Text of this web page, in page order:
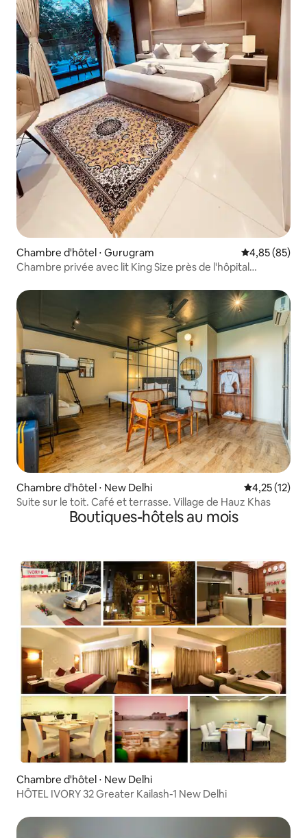
Chambre d'hôtel ⋅ Gurugram Évaluation
4,85 (85)
Chambre privée avec lit King Size près de l'hôpital
Chambre d'hôtel ⋅ New Delhi Évaluation
4,25 (12)
Suite sur le toit. Café et terrasse. Village de Hauz Khas
Boutiques-hôtels au mois
Chambre d'hôtel ⋅ New Delhi
HÔTEL IVORY 32 Greater Kailash-1 New Delhi